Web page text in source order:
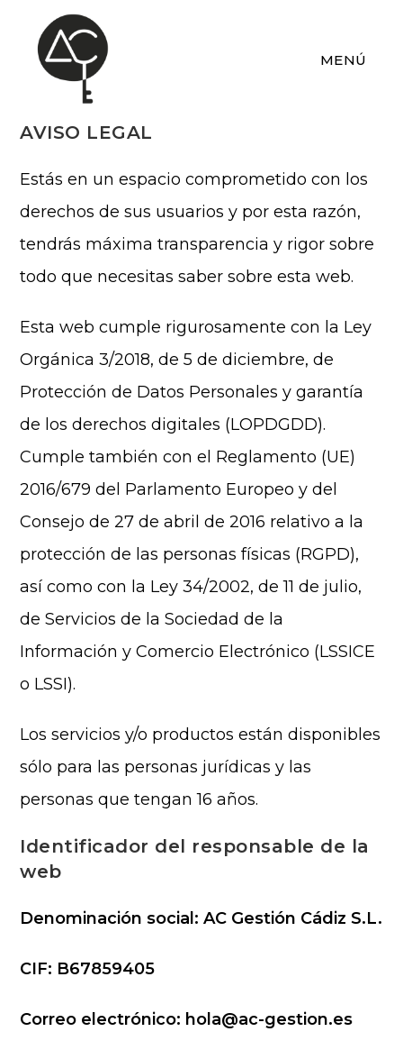
contenido
MENÚ
AVISO LEGAL
Estás en un espacio comprometido con los
derechos de sus usuarios y por esta razón,
tendrás máxima transparencia y rigor sobre
todo que necesitas saber sobre esta web.
Esta web cumple rigurosamente con la Ley
Orgánica 3/2018, de 5 de diciembre, de
Protección de Datos Personales y garantía
de los derechos digitales (LOPDGDD).
Cumple también con el Reglamento (UE)
2016/679 del Parlamento Europeo y del
Consejo de 27 de abril de 2016 relativo a la
protección de las personas físicas (RGPD),
así como con la Ley 34/2002, de 11 de julio,
de Servicios de la Sociedad de la
Información y Comercio Electrónico (LSSICE
o LSSI).
Los servicios y/o productos están disponibles
sólo para las personas jurídicas y las
personas que tengan 16 años.
Identificador del responsable de la
web
Denominación social: AC Gestión Cádiz S.L.
CIF: B67859405
Correo electrónico: hola@ac-gestion.es